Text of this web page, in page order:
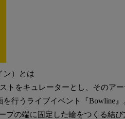
ン）とは
トをキュレーターとし、そのア
を行うライブイベント『Bowline』
プの端に固定した輪をつくる結